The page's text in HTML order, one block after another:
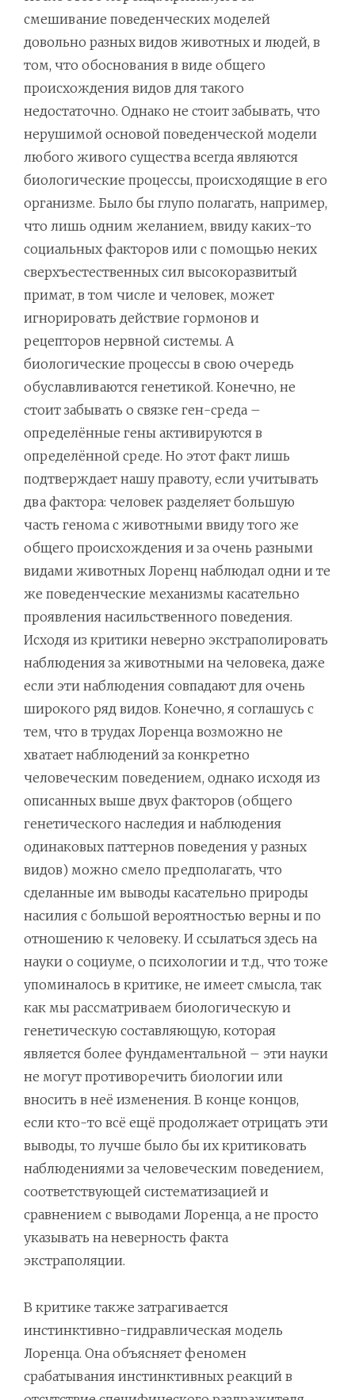
смешивание поведенческих моделей
довольно разных видов животных и людей, в
том, что обоснования в виде общего
происхождения видов для такого
недостаточно. Однако не стоит забывать, что
нерушимой основой поведенческой модели
любого живого существа всегда являются
биологические процессы, происходящие в его
организме. Было бы глупо полагать, например,
что лишь одним желанием, ввиду каких-то
социальных факторов или с помощью неких
сверхъестественных сил высокоразвитый
примат, в том числе и человек, может
игнорировать действие гормонов и
рецепторов нервной системы. А
биологические процессы в свою очередь
обуславливаются генетикой. Конечно, не
стоит забывать о связке ген-среда –
определённые гены активируются в
определённой среде. Но этот факт лишь
подтверждает нашу правоту, если учитывать
два фактора: человек разделяет большую
часть генома с животными ввиду того же
общего происхождения и за очень разными
видами животных Лоренц наблюдал одни и те
же поведенческие механизмы касательно
проявления насильственного поведения.
Исходя из критики неверно экстраполировать
наблюдения за животными на человека, даже
если эти наблюдения совпадают для очень
широкого ряд видов. Конечно, я соглашусь с
тем, что в трудах Лоренца возможно не
хватает наблюдений за конкретно
человеческим поведением, однако исходя из
описанных выше двух факторов (общего
генетического наследия и наблюдения
одинаковых паттернов поведения у разных
видов) можно смело предполагать, что
сделанные им выводы касательно природы
насилия с большой вероятностью верны и по
отношению к человеку. И ссылаться здесь на
науки о социуме, о психологии и т.д., что тоже
упоминалось в критике, не имеет смысла, так
как мы рассматриваем биологическую и
генетическую составляющую, которая
является более фундаментальной – эти науки
не могут противоречить биологии или
вносить в неё изменения. В конце концов,
если кто-то всё ещё продолжает отрицать эти
выводы, то лучше было бы их критиковать
наблюдениями за человеческим поведением,
соответствующей систематизацией и
сравнением с выводами Лоренца, а не просто
указывать на неверность факта
экстраполяции.
В критике также затрагивается
инстинктивно-гидравлическая модель
Лоренца. Она объясняет феномен
срабатывания инстинктивных реакций в